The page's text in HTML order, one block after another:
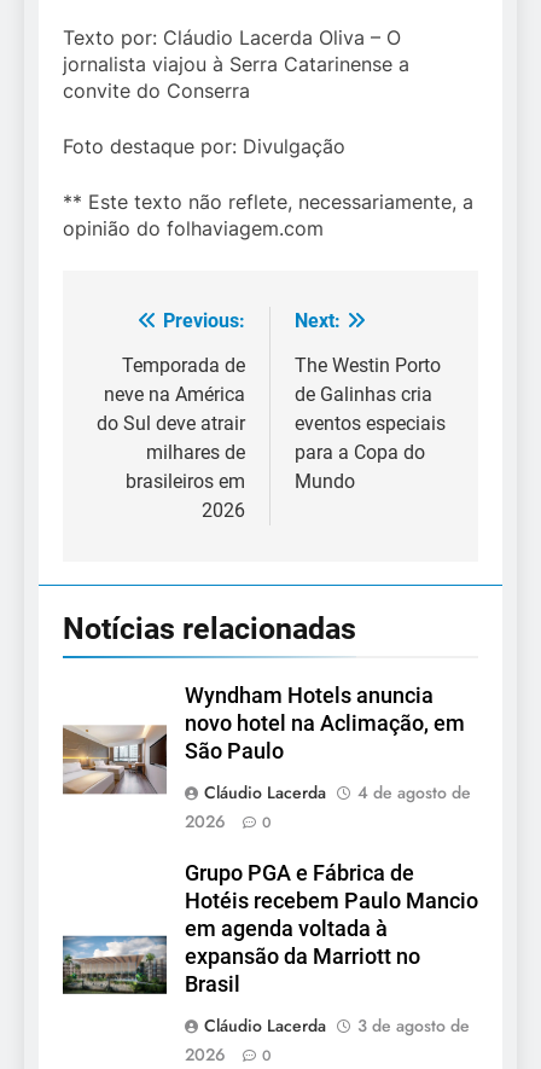
Texto por: Cláudio Lacerda Oliva – O
jornalista viajou à Serra Catarinense a
convite do Conserra
Foto destaque por: Divulgação
** Este texto não reflete, necessariamente, a
opinião do folhaviagem.com
Navegação
Post
Previous:
Temporada de
neve na América
do Sul deve atrair
milhares de
brasileiros em
2026
Next:
The Westin Porto
de Galinhas cria
eventos especiais
para a Copa do
Mundo
Notícias relacionadas
Wyndham Hotels anuncia
novo hotel na Aclimação, em
São Paulo
Cláudio Lacerda
4 de agosto de
2026
0
Grupo PGA e Fábrica de
Hotéis recebem Paulo Mancio
em agenda voltada à
expansão da Marriott no
Brasil
Cláudio Lacerda
3 de agosto de
2026
0